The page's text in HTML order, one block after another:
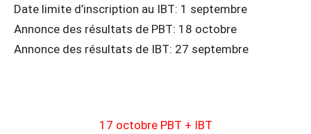
Date limite d’inscription au IBT: 1 septembre
Annonce des résultats de PBT: 18 octobre
Annonce des résultats de IBT: 27 septembre
17 octobre PBT + IBT